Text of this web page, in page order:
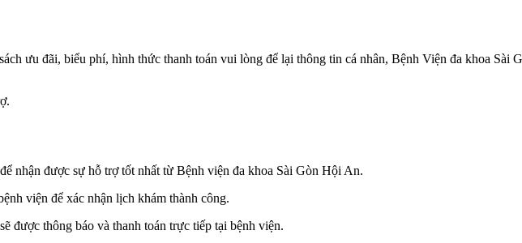
ưu đãi, biểu phí, hình thức thanh toán vui lòng để lại thông tin cá nhân, Bệnh Viện đa khoa Sài
nhận được sự hỗ trợ tốt nhất từ Bệnh viện đa khoa Sài Gòn Hội An.
viện để xác nhận lịch khám thành công.
được thông báo và thanh toán trực tiếp tại bệnh viện.